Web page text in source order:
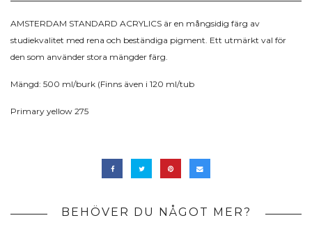
AMSTERDAM STANDARD ACRYLICS är en mångsidig färg av
studiekvalitet med rena och beständiga pigment. Ett utmärkt val för
den som använder stora mängder färg.
Mängd: 500 ml/burk (Finns även i 120 ml/tub
Primary yellow 275
BEHÖVER DU NÅGOT MER?